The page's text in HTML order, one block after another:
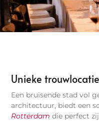
Unieke
Een bruisende stad vol
architectuur, biedt een
Rotterdam die perfect